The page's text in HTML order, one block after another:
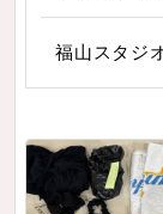
福山スタジ